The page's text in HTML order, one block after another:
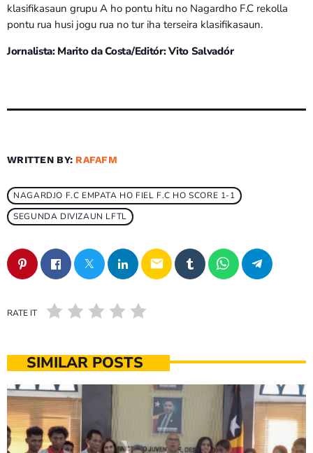
klasifikasaun grupu A ho pontu hitu no Nagardho F.C rekolla
pontu rua husi jogu rua no tur iha terseira klasifikasaun.
Jornalista: Marito da Costa/Editór: Vito Salvadór
WRITTEN BY: RAFAFM
NAGARDJO F.C EMPATA HO FIEL F.C HO SCORE 1-1
SEGUNDA DIVIZAUN LFTL
email
RATE IT
SIMILAR POSTS